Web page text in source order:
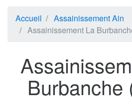
Accueil
Assainissement Ain
Assainissement La
Burbanche